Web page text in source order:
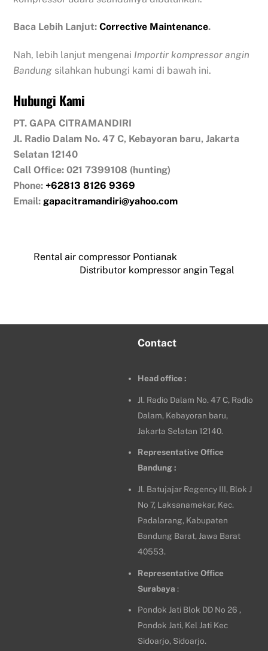
Baca Lebih Lanjut:Corrective Maintenance.
Nah, lebih lanjut mengenai Importir kompressor angin
Bandung silahkan hubungi kami di bawah ini.
Hubungi Kami
PT. GAPA CITRAMANDIRI
Jl. Radio Dalam No. 47 C, Kebayoran baru, Jakarta
Selatan 12140
Call Office: 021 7399108 (hunting)
Phone: +62813 8126 9369
Email: gapacitramandiri@yahoo.com
Rental air compressor Pontianak
Distributor kompressor angin Tegal
Contact
Head office :
Jl. Radio Dalam No. 47 C, Radio
Dalam, Kebayoran baru,
Jakarta Selatan 12140.
Representative Office
Bandung :
Jl. Batujajar Regency III, Blok J
No 7, Laksanamekar, Kec.
Padalarang, Kabupaten
Bandung Barat, Jawa Barat
40553.
Representative Office
Surabaya :
Pondok Jati Blok DD No 26 ,
Pondok Jati, Kel Jati Kec
Sidoarjo, Sidoarjo.